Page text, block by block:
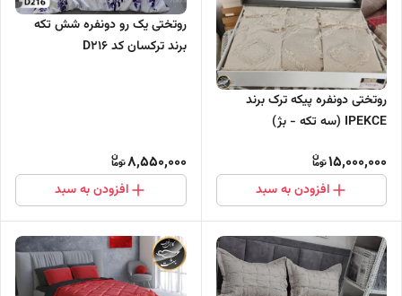
روتختی دونفره پیکه ترک برند
IPEKCE (سه تکه - بژ)
15,000,000
افزودن به سبد
روتختی یک رو دونفره شش تکه
برند ترکسان کد D216
8,550,000
افزودن به سبد